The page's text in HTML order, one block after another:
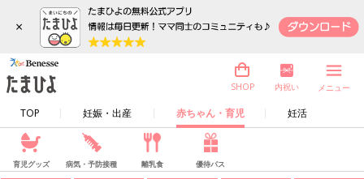
×
TOP 妊娠・出産 赤ちゃん・育児 妊活
SHOP 内祝い メニュー
育児グッズ 病気・予防接種 離乳食 優待パス